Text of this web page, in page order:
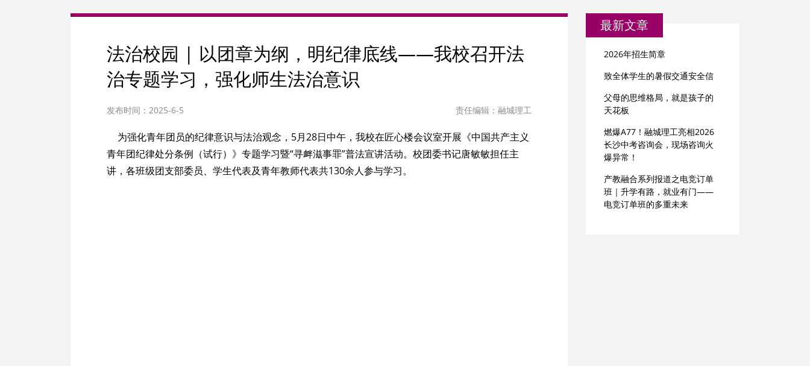
法治校园 | 以团章为纲，明纪律底线——我校召开法
治专题学习，强化师生法治意识
发布时间：2025-6-5 责任编辑：融城理工
为强化青年团员的纪律意识与法治观念，5月28日中午，我校在匠心楼会议室开展《中国共产主义
青年团纪律处分条例（试行）》专题学习暨“寻衅滋事罪”普法宣讲活动。校团委书记唐敏敏担任主
讲，各班级团支部委员、学生代表及青年教师代表共130余人参与学习。
最新文章
2026年招生简章
致全体学生的暑假交通安全信
父母的思维格局，就是孩子的
天花板
燃爆A77！融城理工亮相2026
长沙中考咨询会，现场咨询火
爆异常！
产教融合系列报道之电竞订单
班｜升学有路，就业有门——
电竞订单班的多重未来